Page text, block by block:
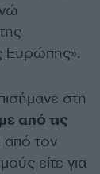
Ευρώπης».
στη
από τις
από τον
είτε για